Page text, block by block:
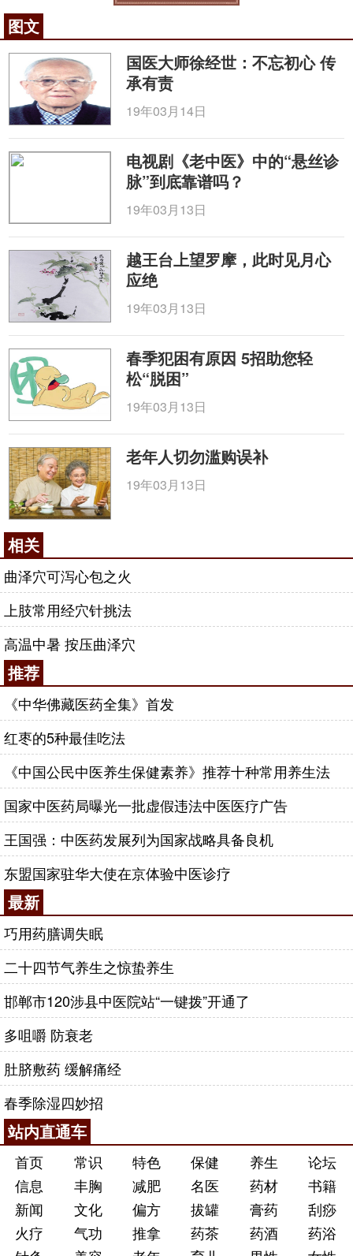
图文
国医大师徐经世：不忘初心 传
承有责
19年03月14日
电视剧《老中医》中的“悬丝诊
脉”到底靠谱吗？
19年03月13日
越王台上望罗摩，此时见月心
应绝
19年03月13日
春季犯困有原因 5招助您轻
松“脱困”
19年03月13日
老年人切勿滥购误补
19年03月13日
相关
曲泽穴可泻心包之火
上肢常用经穴针挑法
高温中暑 按压曲泽穴
推荐
《中华佛藏医药全集》首发
红枣的5种最佳吃法
《中国公民中医养生保健素养》推荐十种常用养生法
国家中医药局曝光一批虚假违法中医医疗广告
王国强：中医药发展列为国家战略具备良机
东盟国家驻华大使在京体验中医诊疗
最新
巧用药膳调失眠
二十四节气养生之惊蛰养生
邯郸市120涉县中医院站“一键拨”开通了
多咀嚼 防衰老
肚脐敷药 缓解痛经
春季除湿四妙招
站内直通车
首页 常识 特色 保健 养生
论坛
信息
丰胸 减肥 名医 药材
书籍
新闻
文化 偏方 拔罐 膏药
刮痧
火疗
气功 推拿 药茶 药酒
药浴